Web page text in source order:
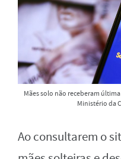
Mães solo não receberam
Ministério da
Ao consultarem o